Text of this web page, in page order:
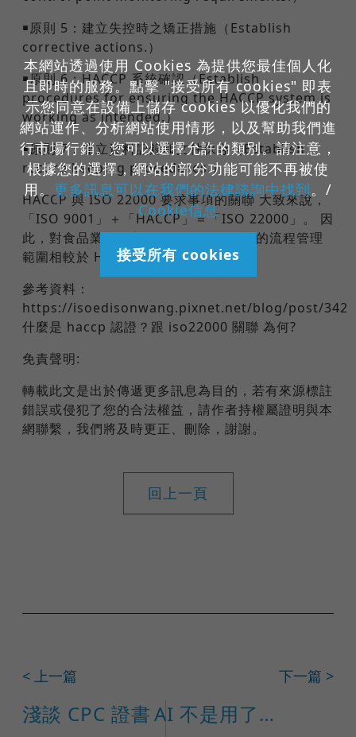
￭原則 5：建立失控時之矯正措施（Establish
corrective actions.）
￭原則 6：HACCP 系統確認（Establish
procedures for ensuring the HACCP system is
working as intended.）
￭原則 7：建立資料記錄和文件保存（Establish
record keeping procedures.）
HACCP 與 ISO 22000 要求事項的關聯 大致來說，
「ISO 9001」＋「HACCP」＝「ISO 22000」。 因
此，對食品業者而言，ISO 22000 涵蓋的流程管理
範圍相較於 HACCP 更完整。
參考資料：
https://isoedisonwang.pixnet.net/blog/post/
什麼是 haccp 認證？跟 iso22000 關聯 為何?
免責聲明:
轉載此文是出於傳遞更多訊息為目的，若有來源標註
錯誤或侵犯了您的合法權益，請作者持權屬證明與本
網聯繫，我們將及時更正、刪除，謝謝。
回上一頁
< 上一篇 下一篇 >
淺談 CPC 證書 AI 不是用了就好：ISO 42001 如何打造企業可信任的 AI 治理
本網站透過使用 Cookies 為提供您最佳個人化
且即時的服務。點擊 "接受所有 cookies" 即表
示您同意在設備上儲存 cookies 以優化我們的
網站運作、分析網站使用情形，以及幫助我們進
行市場行銷。您可以選擇允許的類別。請注意，
根據您的選擇，網站的部分功能可能不再被使
用。 更多訊息可以在我們的法律諮詢中找到。/
Cookie信息
接受所有 cookies